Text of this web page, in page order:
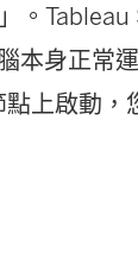
。
本身正常
上啟動，